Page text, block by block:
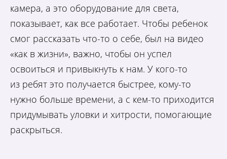
камера, а это оборудование для света,
показывает, как все работает. Чтобы ребенок
смог рассказать что-то о себе, был на видео
«как в жизни», важно, чтобы он успел
освоиться и привыкнуть к нам. У кого-то
из ребят это получается быстрее, кому-то
нужно больше времени, а с кем-то приходится
придумывать уловки и хитрости, помогающие
раскрыться.